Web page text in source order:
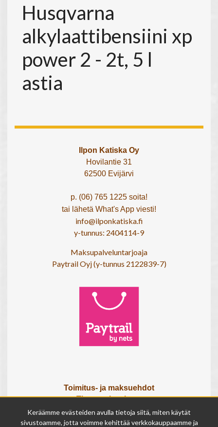
Husqvarna
alkylaattibensiini xp
power 2 - 2t, 5 l
astia
Ilpon Katiska Oy
Hovilantie 31
62500 Evijärvi
p. (06) 765 1225 soita!
tai lähetä What's App viesti!
info@ilponkatiska.fi
y-tunnus: 2404114-9
Maksupalveluntarjoaja
Paytrail Oyj (y-tunnus 2122839-7)
Toimitus- ja maksuehdot
Tietosuojaseloste
Tietoa meistä
Osta lahjakortti
Keräämme evästeiden avulla tietoja siitä, miten käytät
sivustoamme, jotta voimme kehittää verkkokauppaamme ja